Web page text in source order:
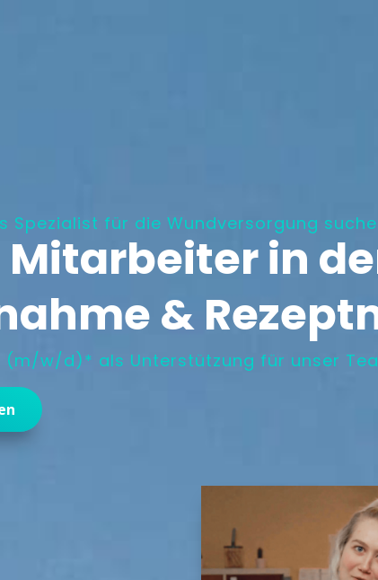
Spezialist für die Wundversorgung
Mitarbeiter in
&
(m/w/d)* als Unterstützung für unser